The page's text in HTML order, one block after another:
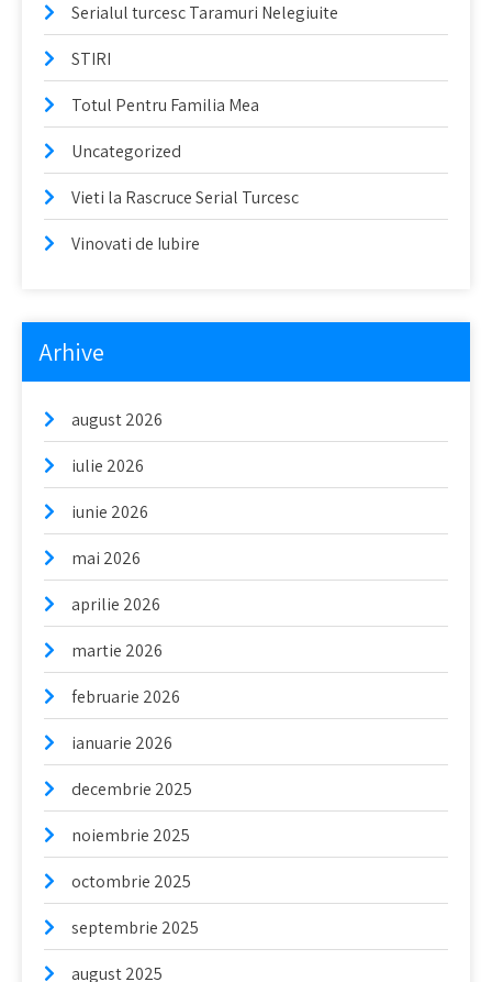
Serialul turcesc Taramuri Nelegiuite
STIRI
Totul Pentru Familia Mea
Uncategorized
Vieti la Rascruce Serial Turcesc
Vinovati de Iubire
Arhive
august 2026
iulie 2026
iunie 2026
mai 2026
aprilie 2026
martie 2026
februarie 2026
ianuarie 2026
decembrie 2025
noiembrie 2025
octombrie 2025
septembrie 2025
august 2025